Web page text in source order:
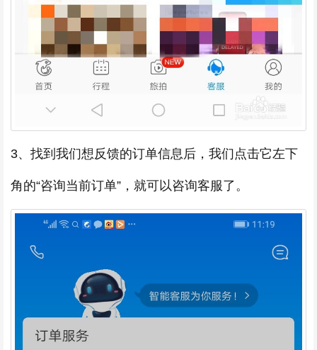
3、找到我们想反馈的订单信息后，我们点击它左下
角的“咨询当前订单”，就可以咨询客服了。